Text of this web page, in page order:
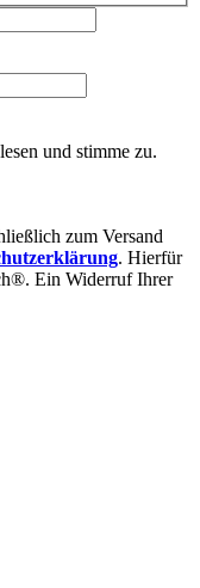
und stimme zu.
zum Versand
. Hierfür
Ein Widerruf Ihrer